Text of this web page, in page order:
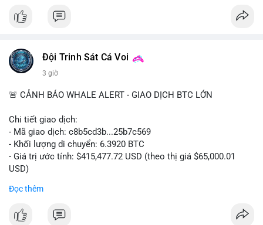
Đội Trinh Sát Cá Voi
3 giờ
🚨 CẢNH BÁO WHALE ALERT - GIAO DỊCH BTC LỚN
Chi tiết giao dịch:
- Mã giao dịch: c8b5cd3b...25b7c569
- Khối lượng di chuyển: 6.3920 BTC
- Giá trị ước tính: $415,477.72 USD (theo thị giá $65,000.01
USD)
nghìn USD được xác nhận trong mempool, mức chuyển động
Đọc thêm